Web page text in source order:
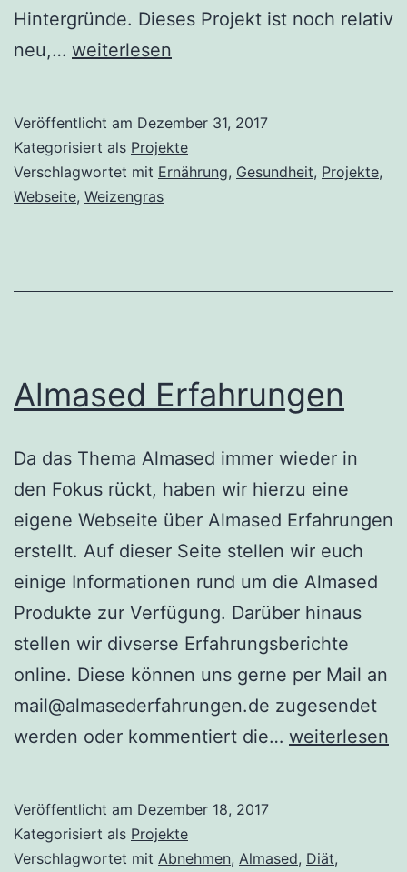
Hintergründe. Dieses Projekt ist noch relativ
neu,… Weizengrassaft
weiterlesen
Veröffentlicht am Dezember 31, 2017
Kategorisiert als Projekte
Verschlagwortet mit Ernährung, Gesundheit, Projekte,
Webseite, Weizengras
Almased Erfahrungen
Da das Thema Almased immer wieder in
den Fokus rückt, haben wir hierzu eine
eigene Webseite über Almased Erfahrungen
erstellt. Auf dieser Seite stellen wir euch
einige Informationen rund um die Almased
Produkte zur Verfügung. Darüber hinaus
stellen wir divserse Erfahrungsberichte
online. Diese können uns gerne per Mail an
mail@almasederfahrungen.de zugesendet
werden oder kommentiert die… Almased
weiterlesen
Veröffentlicht am Dezember 18, 2017
Kategorisiert als Projekte
Verschlagwortet mit Abnehmen, Almased, Diät,